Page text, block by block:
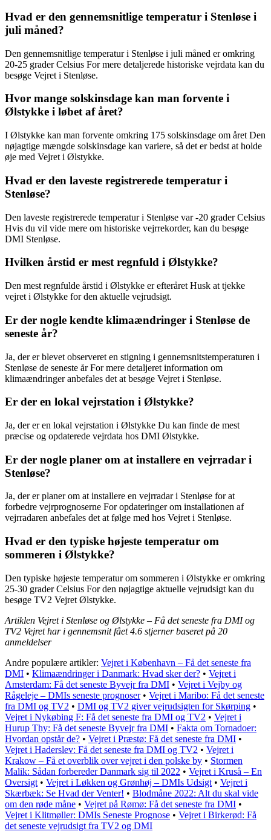
Hvad er den gennemsnitlige temperatur i Stenløse i
juli måned?
Den gennemsnitlige temperatur i Stenløse i juli måned er omkring
20-25 grader Celsius For mere detaljerede historiske vejrdata kan du
besøge Vejret i Stenløse.
Hvor mange solskinsdage kan man forvente i
Ølstykke i løbet af året?
I Ølstykke kan man forvente omkring 175 solskinsdage om året Den
nøjagtige mængde solskinsdage kan variere, så det er bedst at holde
øje med Vejret i Ølstykke.
Hvad er den laveste registrerede temperatur i
Stenløse?
Den laveste registrerede temperatur i Stenløse var -20 grader Celsius
Hvis du vil vide mere om historiske vejrrekorder, kan du besøge
DMI Stenløse.
Hvilken årstid er mest regnfuld i Ølstykke?
Den mest regnfulde årstid i Ølstykke er efteråret Husk at tjekke
vejret i Ølstykke for den aktuelle vejrudsigt.
Er der nogle kendte klimaændringer i Stenløse de
seneste år?
Ja, der er blevet observeret en stigning i gennemsnitstemperaturen i
Stenløse de seneste år For mere detaljeret information om
klimaændringer anbefales det at besøge Vejret i Stenløse.
Er der en lokal vejrstation i Ølstykke?
Ja, der er en lokal vejrstation i Ølstykke Du kan finde de mest
præcise og opdaterede vejrdata hos DMI Ølstykke.
Er der nogle planer om at installere en vejrradar i
Stenløse?
Ja, der er planer om at installere en vejrradar i Stenløse for at
forbedre vejrprognoserne For opdateringer om installationen af
vejrradaren anbefales det at følge med hos Vejret i Stenløse.
Hvad er den typiske højeste temperatur om
sommeren i Ølstykke?
Den typiske højeste temperatur om sommeren i Ølstykke er omkring
25-30 grader Celsius For den nøjagtige aktuelle vejrudsigt kan du
besøge TV2 Vejret Ølstykke.
Artiklen Vejret i Stenløse og Ølstykke – Få det seneste fra DMI og
TV2 Vejret har i gennemsnit fået4.6 stjerner baseret på 20
anmeldelser
Andre populære artikler: Vejret i København – Få det seneste fra
DMI • Klimaændringer i Danmark: Hvad sker der? • Vejret i
Amsterdam: Få det seneste Byvejr fra DMI • Vejret i Vejby og
Rågeleje – DMIs seneste prognoser• Vejret i Maribo: Få det seneste
fra DMI og TV2 • DMI og TV2 giver vejrudsigten for Skørping •
Vejret i Nykøbing F: Få det seneste fra DMI og TV2 • Vejret i
Hurup Thy: Få det seneste Byvejr fra DMI • Fakta om Tornadoer:
Hvordan opstår de? • Vejret i Præstø: Få det seneste fra DMI •
Vejret i Haderslev: Få det seneste fra DMI og TV2 • Vejret i
Krakow – Få et overblik over vejret i den polske by • Stormen
Malik: Sådan forbereder Danmark sig til 2022 • Vejret i Kruså – En
Oversigt • Vejret i Løkken og Grønhøj – DMIs Udsigt • Vejret i
Skærbæk: Se Hvad der Venter! • Blodmåne 2022: Alt du skal vide
om den røde måne • Vejret på Rømø: Få det seneste fra DMI •
Vejret i Klitmøller: DMIs Seneste Prognose • Vejret i Birkerød: Få
det seneste vejrudsigt fra TV2 og DMI